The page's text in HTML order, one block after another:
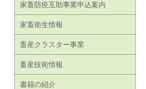
家畜防疫互助事業申込案内
家畜衛生情報
畜産クラスター事業
畜産技術情報
書籍の紹介